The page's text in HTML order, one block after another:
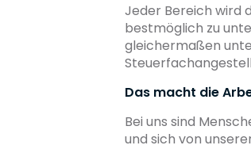
Jeder Bereich wird
bestmöglich zu
gleichermaßen
Das macht die
Bei uns sind
und sich von